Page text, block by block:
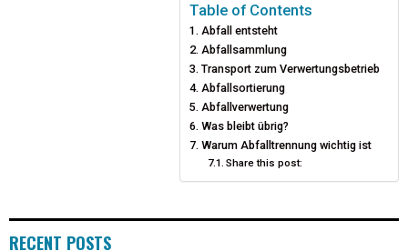
Table of Contents
Abfall entsteht
Abfallsammlung
Transport zum Verwertungsbetrieb
Abfallsortierung
Abfallverwertung
Was bleibt übrig?
Warum Abfalltrennung wichtig ist
Share this post:
RECENT POSTS